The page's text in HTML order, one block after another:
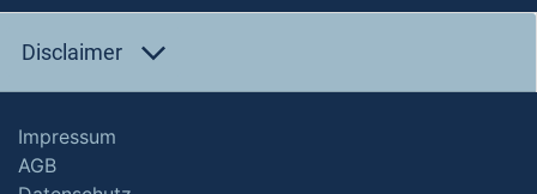
Disclaimer
Impressum
AGB